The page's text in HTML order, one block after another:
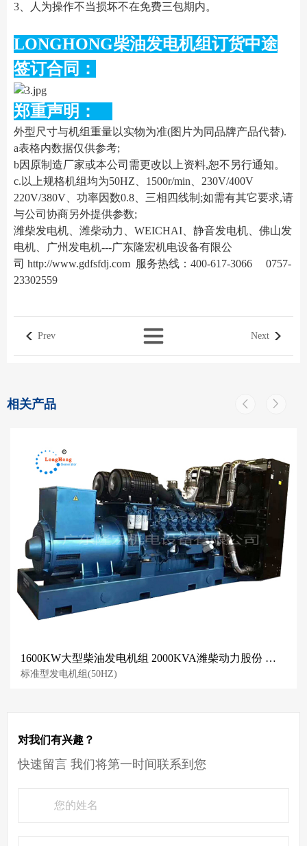
3、人为操作不当损坏不在免费三包期内。
LONGHONG柴油发电机组订货中途
签订合同：
郑重声明：
外型尺寸与机组重量以实物为准(图片为同品牌产品代替).
a表格内数据仅供参考;
b因原制造厂家或本公司需更改以上资料,恕不另行通知。
c.以上规格机组均为50HZ、1500r/min、230V/400V
220V/380V、功率因数0.8、三相四线制;如需有其它要求,请
与公司协商另外提供参数;
潍柴发电机、潍柴动力、WEICHAI、静音发电机、佛山发
电机、广州发电机---广东隆宏机电设备有限公
司 http://www.gdfsfdj.com 服务热线：400-617-3066 0757-
23302559
Prev Next
相关产品
1600KW大型柴油发电机组 2000KVA潍柴动力股份 国三动力
标准型发电机组(50HZ)
对我们有兴趣？
快速留言 我们将第一时间联系到您